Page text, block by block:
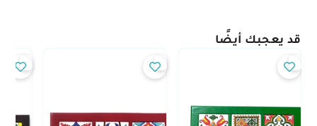
قد يعجبك أيضًا